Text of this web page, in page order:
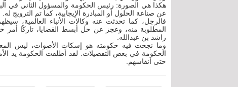
هكذا هي الصورة: رئيس الحكومة والمسؤول الثاني في
عن صناعة الحلول أو المبادرة الإيجابية، كما تم الترويج له.
فالرجل، كما تحدثت عنه وكالات الأنباء
المطلوبة منه، وعجز عن حل أبسط القضايا، تاركًا أمر
راشد بن عبدالله.
وما نجحت فيه حكومته هو إسكات الأصوات، ليس
الحكومة في بعض التفصيلات. لقد أطلقت الحكومة يد
حتى أنفاسهم.